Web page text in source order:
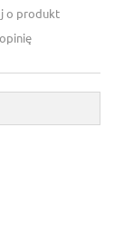
o produkt